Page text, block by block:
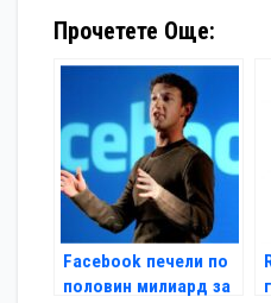
Прочетете Още:
Facebook печели по
половин милиард за